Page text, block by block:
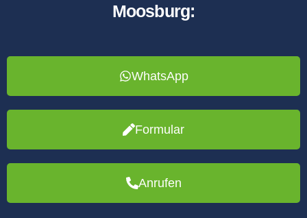
Moosburg:
WhatsApp
Formular
Anrufen